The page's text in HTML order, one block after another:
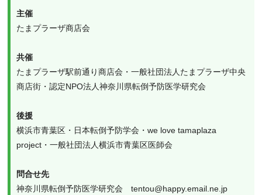
主催
たまプラーザ商店会
共催
たまプラーザ駅前通り商店会・一般社団法人たまプラーザ中央
商店街・認定NPO法人神奈川県転倒予防医学研究会
後援
横浜市青葉区・日本転倒予防学会・we love tamaplaza
project・一般社団法人横浜市青葉区医師会
問合せ先
神奈川県転倒予防医学研究会　tentou@happy.email.ne.jp